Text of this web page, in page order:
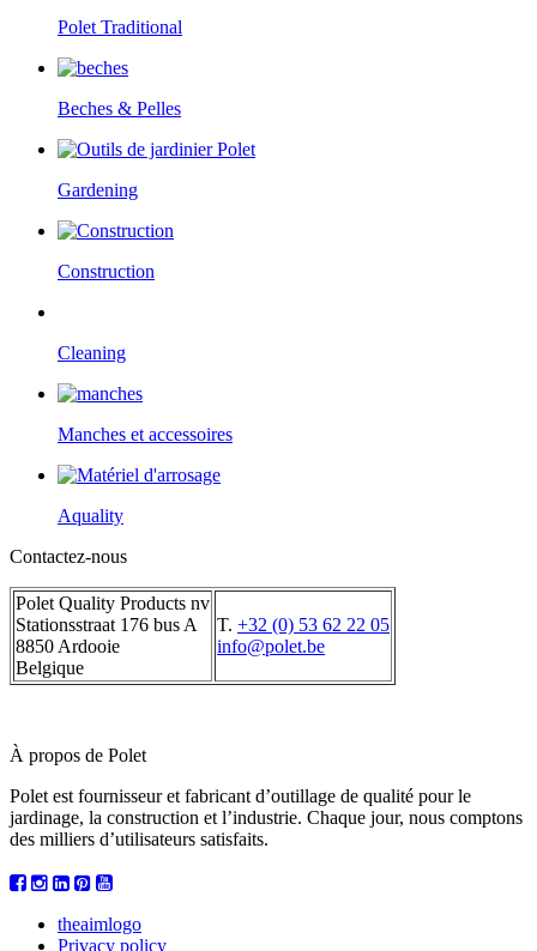
Polet Traditional
Beches & Pelles
Gardening
Construction
Cleaning
Manches et accessoires
Aquality
Contactez-nous
Polet Quality Products nv
Stationsstraat 176 bus A
8850 Ardooie
Belgique
T. +32 (0) 53 62 22 05
info@polet.be
À propos de Polet
Polet est fournisseur et fabricant d’outillage de qualité pour le
jardinage, la construction et l’industrie. Chaque jour, nous comptons
des milliers d’utilisateurs satisfaits.
theaimlogo
Privacy policy